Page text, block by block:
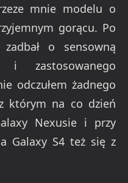
mnie modelu o
gorącu. Po
o sensowną
i zastosowanego
odczułem żadnego
którym na co dzień
Nexusie i przy
Galaxy S4 też się z